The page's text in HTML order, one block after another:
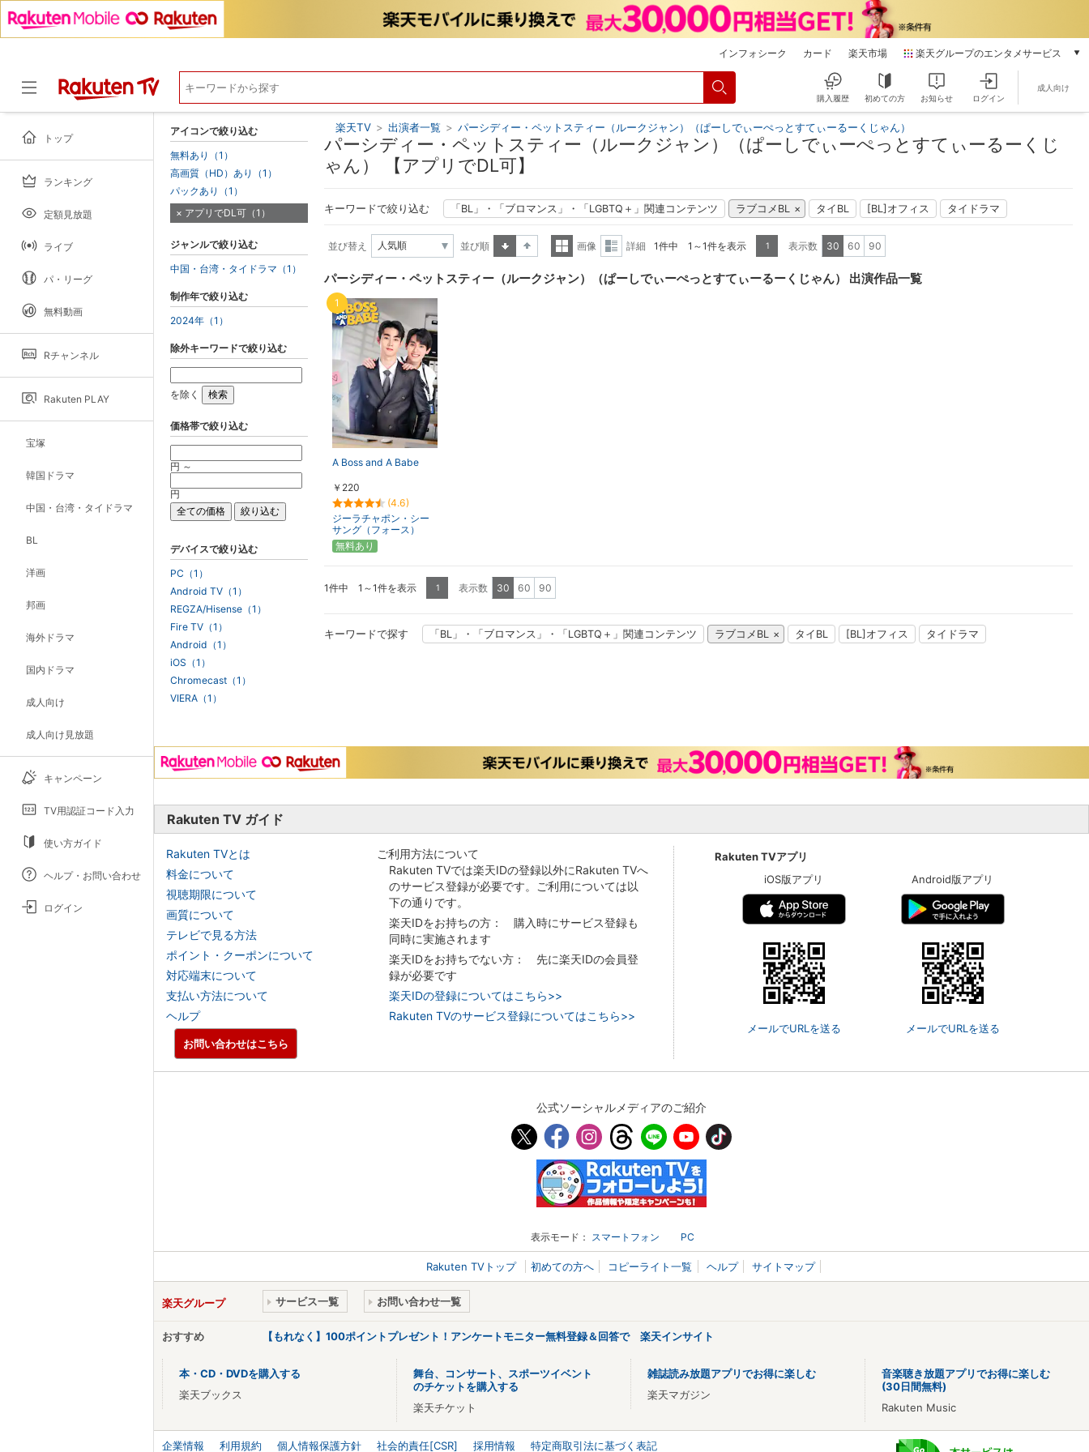
インフォシーク カード 楽天市場 楽天グループのエンタメサービス
本/ゲーム/CD/DVD
電子書籍
楽天マガジン
動画配信
購入履歴 初めての方 お知らせ ログイン
成人向け
トップ
ランキング
定額見放題
ライブ
パ・リーグ
無料動画
Rチャンネル
Rakuten PLAY
宝塚
韓国ドラマ
中国・台湾・タイドラマ
BL
洋画
邦画
海外ドラマ
国内ドラマ
成人向け
成人向け見放題
キャンペーン
TV用認証コード入力
使い方ガイド
ヘルプ・お問い合わせ
ログイン
楽天TV > 出演者一覧 > パーシディー・ペットスティー（ルークジャン）（ぱーしでぃーぺっとすてぃーるーくじゃん）
パーシディー・ペットスティー（ルークジャン）（ぱーしでぃーぺっとすてぃーるーくじ
ゃん） 【アプリでDL可】
キーワードで絞り込む 「BL」・「ブロマンス」・「LGBTQ＋」関連コンテンツ ラブコメBL タイBL [BL]オフィス タイドラマ
並び替え
並び順
表示
画像
表示
詳細 1件中 1～1件を表示 1 表示数 30 60 90
パーシディー・ペットスティー（ルークジャン）（ぱーしでぃーぺっとすてぃーるーくじゃん） 出演作品一覧
A Boss and A Babe
￥220
(4.6)
ジーラチャポン・シー
サング（フォース）
1
無料あり
1件中 1～1件を表示 1 表示数 30 60 90
キーワードで探す 「BL」・「ブロマンス」・「LGBTQ＋」関連コンテンツ ラブコメBL タイBL [BL]オフィス タイドラマ
アイコンで絞り込む
無料あり（1）
高画質（HD）あり（1）
パックあり（1）
アプリでDL可（1）
ジャンルで絞り込む
中国・台湾・タイドラマ（1）
制作年で絞り込む
2024年（1）
除外キーワードで絞り込む
を除く
価格帯で絞り込む
円 ～
円
デバイスで絞り込む
PC（1）
Android TV（1）
REGZA/Hisense（1）
Fire TV（1）
Android（1）
iOS（1）
Chromecast（1）
VIERA（1）
Rakuten TV ガイド
Rakuten TVとは
料金について
視聴期限について
画質について
テレビで見る方法
ポイント・クーポンについて
対応端末について
支払い方法について
ヘルプ
ご利用方法について
Rakuten TVでは楽天IDの登録以外にRakuten TVへ
のサービス登録が必要です。ご利用については以
下の通りです。
楽天IDをお持ちの方： 購入時にサービス登録も
同時に実施されます
楽天IDをお持ちでない方： 先に楽天IDの会員登
録が必要です
楽天IDの登録についてはこちら>>
Rakuten TVのサービス登録についてはこちら>>
Rakuten TVアプリ
iOS版アプリ
メールでURLを送る
Android版アプリ
メールでURLを送る
お問い合わせはこちら
公式ソーシャルメディアのご紹介
表示モード： スマートフォン PC
Rakuten TVトップ 初めての方へ コピーライト一覧 ヘルプ サイトマップ
楽天グループ サービス一覧 お問い合わせ一覧
おすすめ 【もれなく】100ポイントプレゼント！アンケートモニター無料登録＆回答で 楽天インサイト
本・CD・DVDを購入する
楽天ブックス
舞台、コンサート、スポーツイベント
のチケットを購入する
楽天チケット
雑誌読み放題アプリでお得に楽しむ
楽天マガジン
音楽聴き放題アプリでお得に楽しむ
(30日間無料)
Rakuten Music
企業情報 利用規約 個人情報保護方針 社会的責任[CSR] 採用情報 特定商取引法に基づく表記